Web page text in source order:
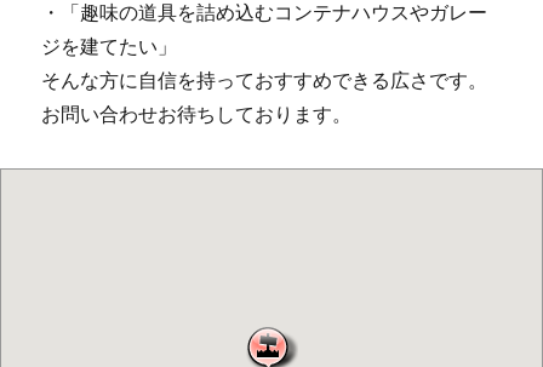
・「趣味の道具を詰め込むコンテナハウスやガレー
ジを建てたい」
そんな方に自信を持っておすすめできる広さです。
お問い合わせお待ちしております。